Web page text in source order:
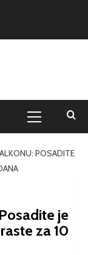
POSADITE
je
za 10